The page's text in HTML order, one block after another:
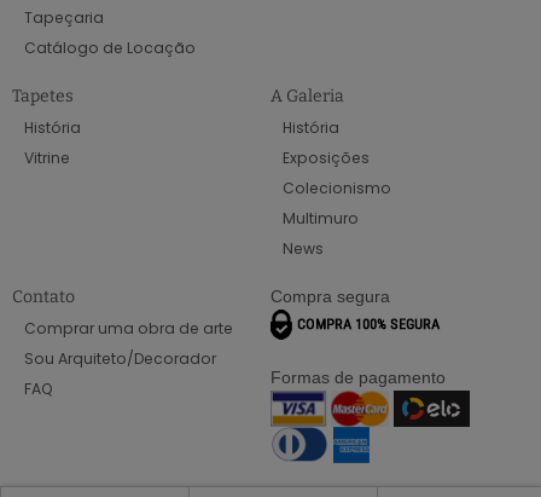
Tapeçaria
Catálogo de Locação
Tapetes
História
Vitrine
A Galeria
História
Exposições
Colecionismo
Multimuro
News
Contato
Comprar uma obra de arte
Sou Arquiteto/Decorador
FAQ
Compra segura
Formas de pagamento